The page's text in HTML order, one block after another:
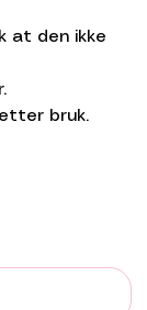
at den ikke
bruk.